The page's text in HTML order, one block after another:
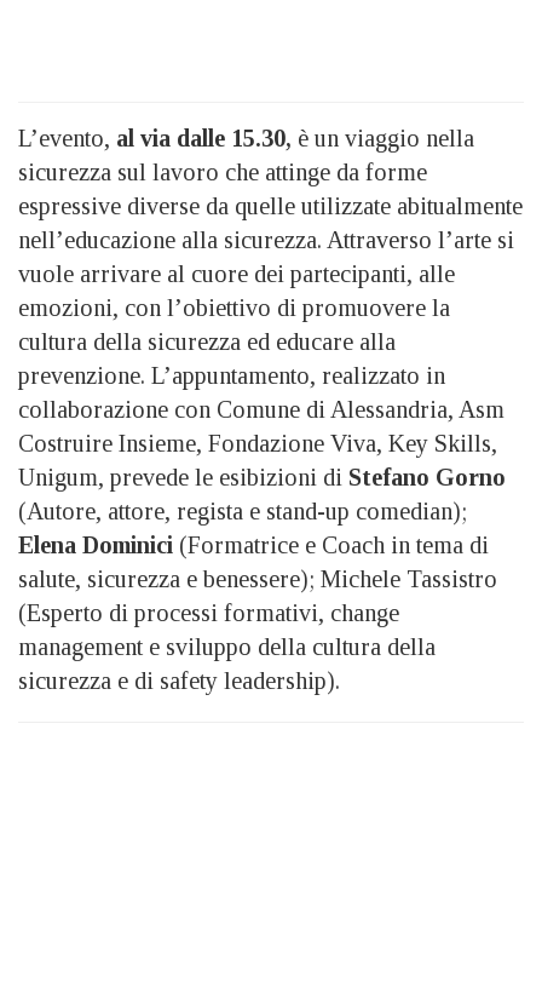
L’evento, al via dalle 15.30, è un viaggio nella
sicurezza sul lavoro che attinge da forme
espressive diverse da quelle utilizzate abitualmente
nell’educazione alla sicurezza. Attraverso l’arte si
vuole arrivare al cuore dei partecipanti, alle
emozioni, con l’obiettivo di promuovere la
cultura della sicurezza ed educare alla
prevenzione. L’appuntamento, realizzato in
collaborazione con Comune di Alessandria, Asm
Costruire Insieme, Fondazione Viva, Key Skills,
Unigum, prevede le esibizioni di Stefano Gorno
(Autore, attore, regista e stand-up comedian);
Elena Dominici (Formatrice e Coach in tema di
salute, sicurezza e benessere); Michele Tassistro
(Esperto di processi formativi, change
management e sviluppo della cultura della
sicurezza e di safety leadership).